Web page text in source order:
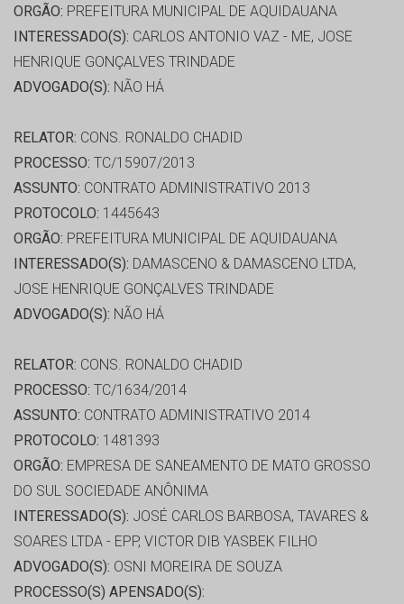
ORGÃO: PREFEITURA MUNICIPAL DE AQUIDAUANA
INTERESSADO(S): CARLOS ANTONIO VAZ - ME, JOSE
HENRIQUE GONÇALVES TRINDADE
ADVOGADO(S): NÃO HÁ
RELATOR: CONS. RONALDO CHADID
PROCESSO: TC/15907/2013
ASSUNTO: CONTRATO ADMINISTRATIVO 2013
PROTOCOLO: 1445643
ORGÃO: PREFEITURA MUNICIPAL DE AQUIDAUANA
INTERESSADO(S): DAMASCENO & DAMASCENO LTDA,
JOSE HENRIQUE GONÇALVES TRINDADE
ADVOGADO(S): NÃO HÁ
RELATOR: CONS. RONALDO CHADID
PROCESSO: TC/1634/2014
ASSUNTO: CONTRATO ADMINISTRATIVO 2014
PROTOCOLO: 1481393
ORGÃO: EMPRESA DE SANEAMENTO DE MATO GROSSO
DO SUL SOCIEDADE ANÔNIMA
INTERESSADO(S): JOSÉ CARLOS BARBOSA, TAVARES &
SOARES LTDA - EPP, VICTOR DIB YASBEK FILHO
ADVOGADO(S): OSNI MOREIRA DE SOUZA
PROCESSO(S) APENSADO(S):